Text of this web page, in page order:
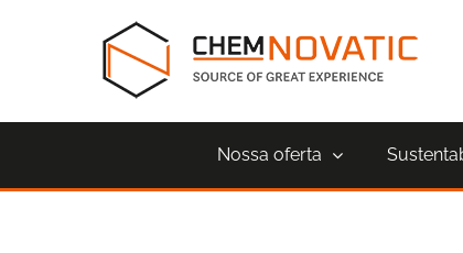
Nossa oferta